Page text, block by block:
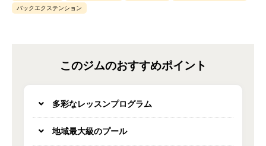
バックエクステンション
このジムのおすすめポイント
多彩なレッスンプログラム
地域最大級のプール